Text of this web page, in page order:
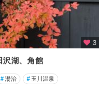
3
沢湖、角館
#湯治 # 玉川温泉